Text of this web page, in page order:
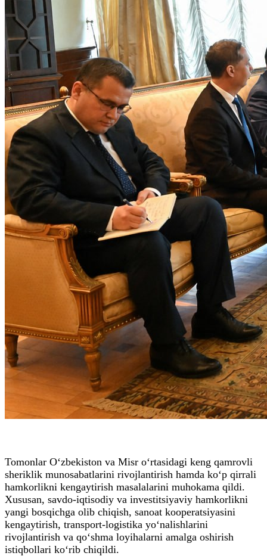
Tomonlar O‘zbekiston va Misr o‘rtasidagi keng qamrovli
sheriklik munosabatlarini rivojlantirish hamda ko‘p qirrali
hamkorlikni kengaytirish masalalarini muhokama qildi.
Xususan, savdo-iqtisodiy va investitsiyaviy hamkorlikni
yangi bosqichga olib chiqish, sanoat kooperatsiyasini
kengaytirish, transport-logistika yo‘nalishlarini
rivojlantirish va qo‘shma loyihalarni amalga oshirish
istiqbollari ko‘rib chiqildi.